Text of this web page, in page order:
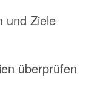
und Ziele
überprüfen